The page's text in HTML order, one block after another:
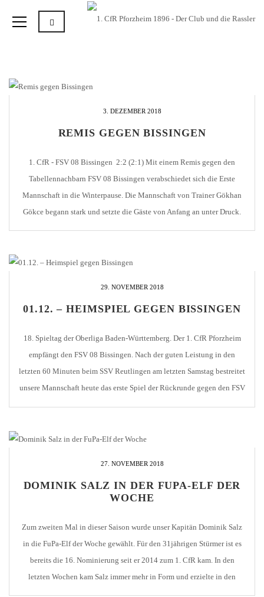
3. DEZEMBER 2018
REMIS GEGEN BISSINGEN
1. CfR - FSV 08 Bissingen 2:2 (2:1) Mit einem Remis gegen den
Tabellennachbarn FSV 08 Bissingen verabschiedet sich die Erste
Mannschaft in die Winterpause. Die Mannschaft von Trainer Gökhan
Gökce begann stark und setzte die Gäste von Anfang an unter Druck.
Die konnten häufig nur durch Fouls dagegenhalten, so zeigte
29. NOVEMBER 2018
01.12. – HEIMSPIEL GEGEN BISSINGEN
18. Spieltag der Oberliga Baden-Württemberg. Der 1. CfR Pforzheim
empfängt den FSV 08 Bissingen. Nach der guten Leistung in den
letzten 60 Minuten beim SSV Reutlingen am letzten Samstag bestreitet
unsere Mannschaft heute das erste Spiel der Rückrunde gegen den FSV
27. NOVEMBER 2018
DOMINIK SALZ IN DER FUPA-ELF DER
WOCHE
Zum zweiten Mal in dieser Saison wurde unser Kapitän Dominik Salz
in die FuPa-Elf der Woche gewählt. Für den 31jährigen Stürmer ist es
bereits die 16. Nominierung seit er 2014 zum 1. CfR kam. In den
letzten Wochen kam Salz immer mehr in Form und erzielte in den